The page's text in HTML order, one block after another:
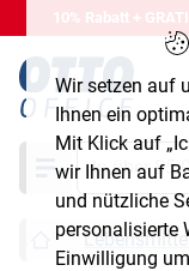
Wir setzen auf
Ihnen ein
Mit Klick auf
wir Ihnen auf
und nützliche
personalisierte
Einwilligung
10% Rabatt +
Suche
Lebensmittel